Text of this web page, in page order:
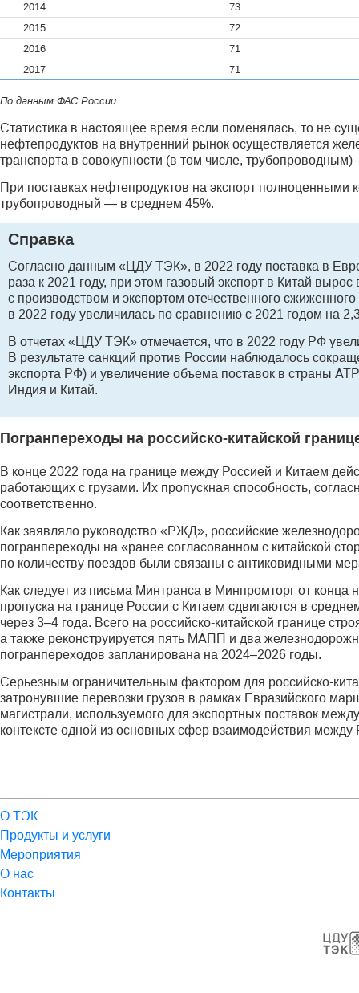
2014
73
2015
72
2016
71
2017
71
По данным ФАС России
Статистика в настоящее время если поменялась, то не
нефтепродуктов на внутренний рынок осуществляется
транспорта в совокупности (в том числе,
При поставках нефтепродуктов на экспорт
трубопроводный — в среднем 45%.
Справка
Согласно данным «ЦДУ ТЭК», в 2022 году поставка в
раза к 2021 году, при этом газовый экспорт в Китай
с производством и экспортом отечественного
в 2022 году увеличилась по сравнению с 2021 годом на
В отчетах «ЦДУ ТЭК» отмечается, что в 2022 году РФ
В результате санкций против России наблюдалось
экспорта РФ) и увеличение объема поставок в страны
Индия и Китай.
Погранпереходы на российско-китайской
В конце 2022 года на границе между Россией и Китаем
работающих с грузами. Их пропускная способность,
соответственно.
Как заявляло руководство «РЖД», российские
погранпереходы на «ранее согласованном с китайской
по количеству поездов были связаны с антиковидными
Как следует из письма Минтранса в Минпромторг от конца
пропуска на границе России с Китаем сдвигаются в
через 3–4 года. Всего на российско-китайской границе
а также реконструируется пять МАПП и два
погранпереходов запланирована на 2024–2026 годы.
Серьезным ограничительным фактором для российско-
затронувшие перевозки грузов в рамках Евразийского
магистрали, используемого для экспортных поставок
контексте одной из основных сфер взаимодействия
О ТЭК
Продукты и услуги
Мероприятия
О нас
Контакты